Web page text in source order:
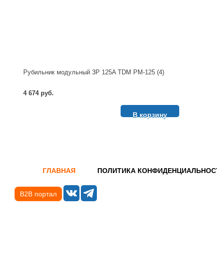
Рубильник модульный 3P 125A TDM РМ-125 (4)
4 674 руб.
В корзину
ГЛАВНАЯ ПОЛИТИКА
B2B портал